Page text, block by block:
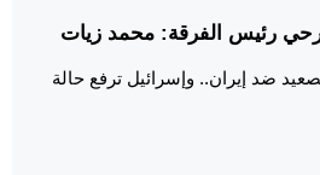
رئيس الفرقة: محمد زيات